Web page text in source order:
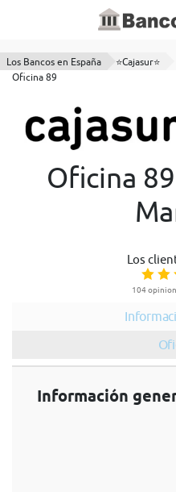
Los Bancos en España ⭐Cajasur⭐
Oficina 89
Oficina
Los
104
Información